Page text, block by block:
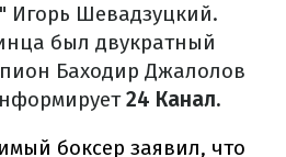
Игорь Шевадзуцкий.
был двукратный
Баходир Джалолов
24 Канал.
боксер заявил, что